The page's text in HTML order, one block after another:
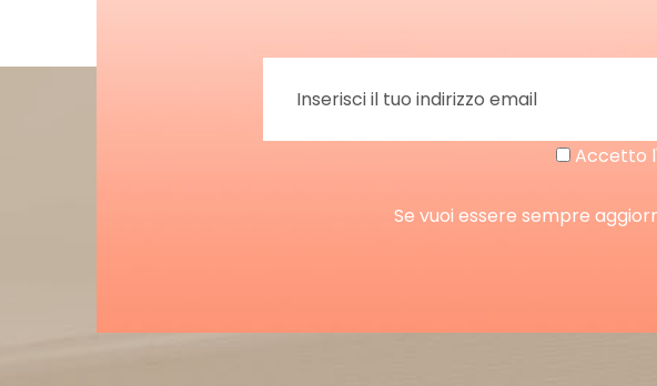
Accetto
Se vuoi essere sempre